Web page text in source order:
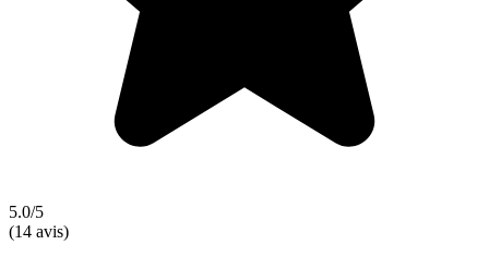
5.0/5
(14 avis)